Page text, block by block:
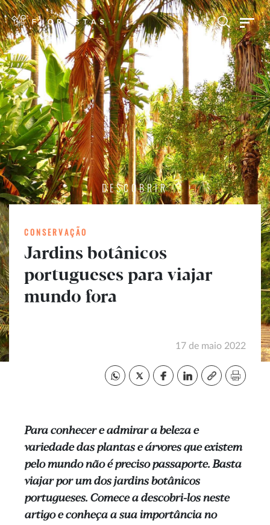
DESCOBRIR
CONSERVAÇÃO
Jardins botânicos
portugueses para viajar
mundo fora
17 de maio 2022
Para conhecer e admirar a beleza e
variedade das plantas e árvores que existem
pelo mundo não é preciso passaporte. Basta
viajar por um dos jardins botânicos
portugueses. Comece a descobri-los neste
artigo e conheça a sua importância no